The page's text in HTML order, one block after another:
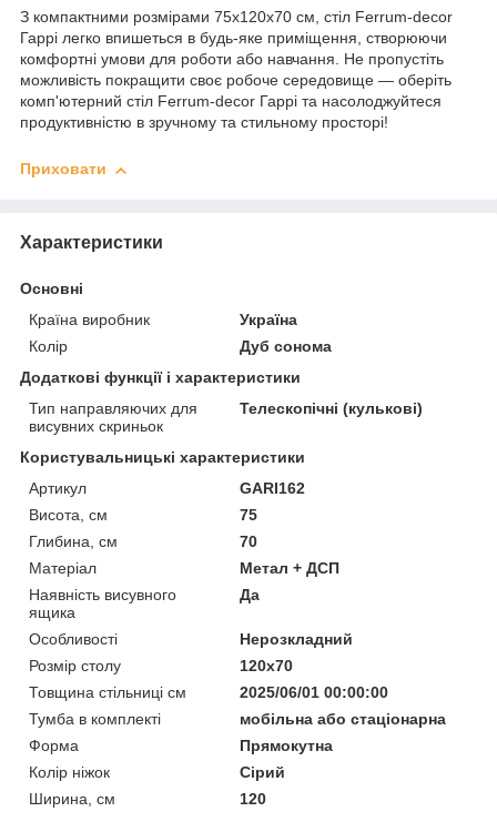
З компактними розмірами 75x120x70 см, стіл Ferrum-decor
Гаррі легко впишеться в будь-яке приміщення, створюючи
комфортні умови для роботи або навчання. Не пропустіть
можливість покращити своє робоче середовище — оберіть
комп'ютерний стіл Ferrum-decor Гаррі та насолоджуйтеся
продуктивністю в зручному та стильному просторі!
Приховати
Характеристики
Основні
Країна виробник
Україна
Колір
Дуб сонома
Додаткові функції і характеристики
Тип направляючих для
висувних скриньок
Телескопічні (кулькові)
Користувальницькі характеристики
Артикул
GARI162
Висота, см
75
Глибина, см
70
Матеріал
Метал + ДСП
Наявність висувного
ящика
Да
Особливості
Нерозкладний
Розмір столу
120х70
Товщина стільниці см
2025/06/01 00:00:00
Тумба в комплекті
мобільна або стаціонарна
Форма
Прямокутна
Колір ніжок
Сірий
Ширина, см
120